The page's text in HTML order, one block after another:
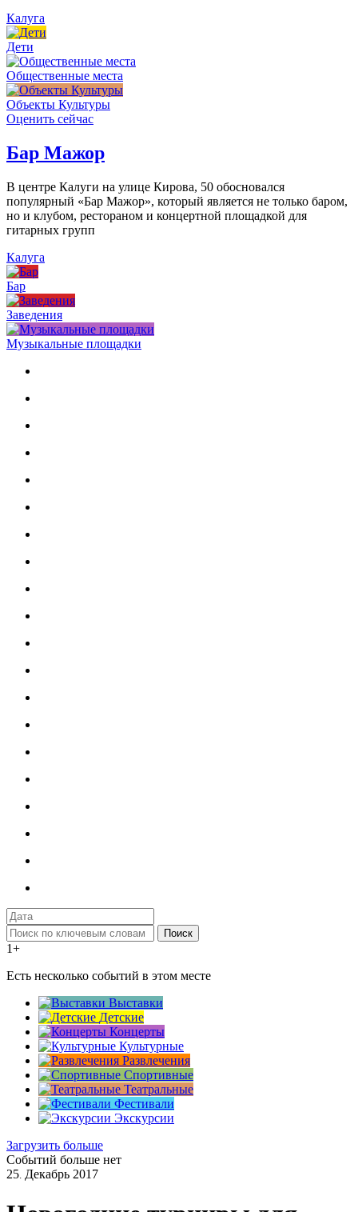
Калуга
Дети
Общественные места
Объекты Культуры
Оценить сейчас
Бар Мажор
В центре Калуги на улице Кирова, 50 обосновался
популярный «Бар Мажор», который является не только баром,
но и клубом, рестораном и концертной площадкой для
гитарных групп
Калуга
Бар
Заведения
Музыкальные площадки
Поиск
1+
Есть несколько событий в этом месте
Выставки
Детские
Концерты
Культурные
Развлечения
Спортивные
Театральные
Фестивали
Экскурсии
Загрузить больше
Событий больше нет
25. Декабрь 2017